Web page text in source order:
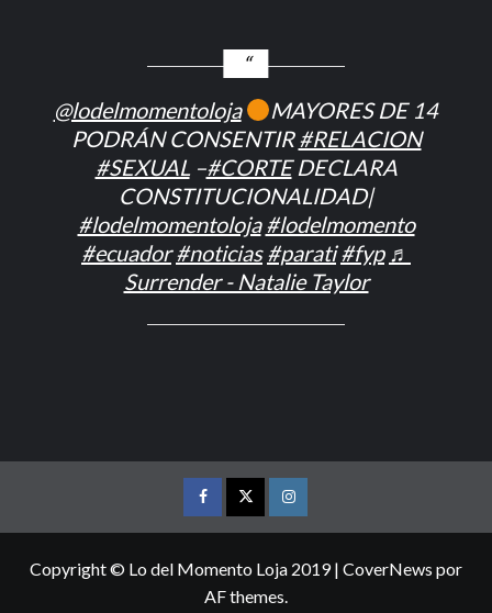
@lodelmomentoloja
MAYORES DE 14
PODRÁN CONSENTIR#RELACION
#SEXUAL–#CORTEDECLARA
CONSTITUCIONALIDAD|
#lodelmomentoloja #lodelmomento
#ecuador #noticias #parati #fyp ♬
Surrender - Natalie Taylor
FACEBOOK
TWITTERINSTAGRAM
Copyright © Lo del Momento Loja 2019| CoverNews por
AF themes.